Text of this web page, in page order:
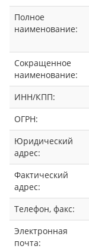
Полное
наименование:
Сокращенное
наименование:
ИНН/КПП:
ОГРН:
Юридический
адрес:
Фактический
адрес:
Телефон, факс:
Электронная
почта: